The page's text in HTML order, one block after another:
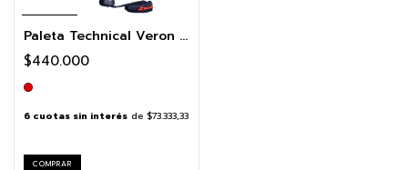
Paleta Technical Veron 3.0
$440.000
6 cuotas sin interés de $73.333,33
COMPRAR